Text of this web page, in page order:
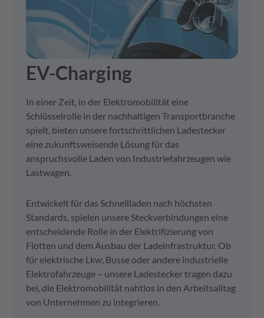
EV-Charging
In einer Zeit, in der Elektromobilität eine
Schlüsselrolle in der nachhaltigen Transportbranche
spielt, bieten unsere fortschrittlichen Ladestecker
eine zukunftsweisende Lösung für das
anspruchsvolle Laden von Industriefahrzeugen wie
Lastwagen.
Entwickelt für das Schnellladen nach höchsten
Standards, spielen unsere Steckverbindungen eine
entscheidende Rolle in der Elektrifizierung von
Flotten und dem Ausbau der Ladeinfrastruktur. Ob
für elektrische Lkw, Busse oder andere industrielle
Elektrofahrzeuge – unsere Ladestecker tragen dazu
bei, die Elektromobilität nahtlos in den Arbeitsalltag
von Unternehmen zu integrieren.